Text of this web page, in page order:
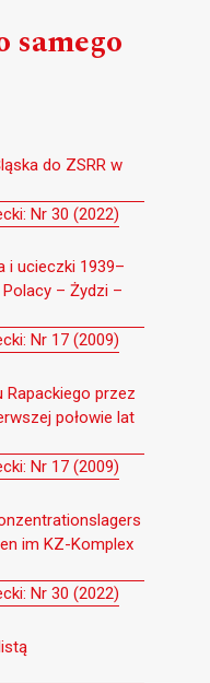
samego
do ZSRR w
Nr 30 (2022)
i ucieczki 1939–
– Żydzi –
Nr 17 (2009)
Rapackiego przez
połowie lat
Nr 17 (2009)
im KZ-Komplex
Nr 30 (2022)